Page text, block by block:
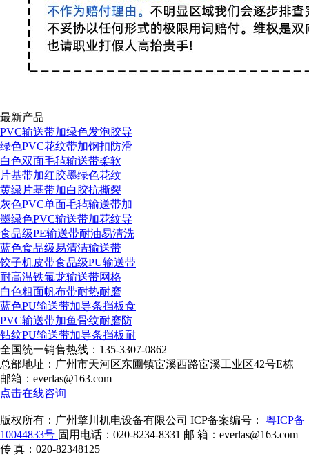
最新产品
PVC输送带加绿色发泡胶导
绿色PVC花纹带加钢扣防滑
白色双面毛毡输送带柔软
片基带加红胶墨绿色花纹
黄绿片基带加白胶抗撕裂
灰色PVC单面毛毡输送带加
墨绿色PVC输送带加花纹导
食品级PE输送带耐油易清洗
蓝色食品级易清洁输送带
饺子机皮带食品级PU输送带
耐高温铁氟龙输送带网格
白色粗面帆布带耐热耐磨
蓝色PU输送带加导条挡板食
PVC输送带加鱼骨纹耐磨防
钻纹PU输送带加导条挡板耐
全国统一销售热线： 135-3307-0862
总部地址：广州市天河区东圃镇宦溪西路宦溪工业区42号E栋
邮箱：everlas@163.com
点击在线咨询
版权所有：广州擎川机电设备有限公司 ICP备案编号： 粤ICP备
10044833号 固用电话：020-8234-8331 邮 箱：everlas@163.com
传 真：020-82348125